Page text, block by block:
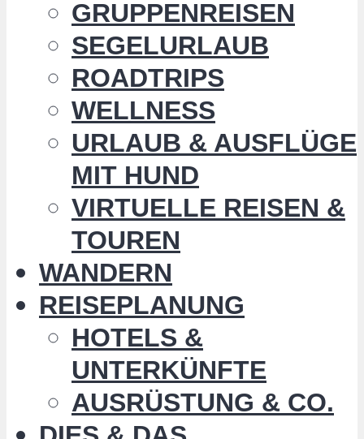
GRUPPENREISEN
SEGELURLAUB
ROADTRIPS
WELLNESS
URLAUB & AUSFLÜGE
MIT HUND
VIRTUELLE REISEN &
TOUREN
WANDERN
REISEPLANUNG
HOTELS &
UNTERKÜNFTE
AUSRÜSTUNG & CO.